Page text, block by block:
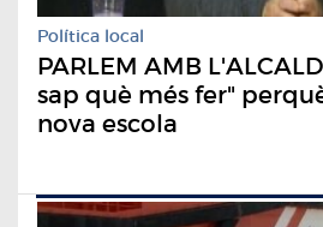
Política local
PARLEM AMB
sap què més fer"
nova escola